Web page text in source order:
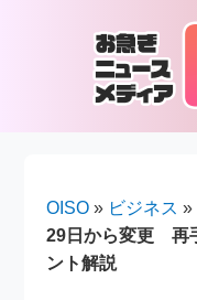
OISO » ビジネス »
29日から変更 再
ント解説